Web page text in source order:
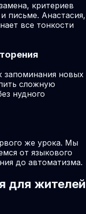
критериев
письме. Анастасия,
все тонкости
запоминания новых
сложную
нудного
же урока. Мы
от языкового
до автоматизма.
для жителей